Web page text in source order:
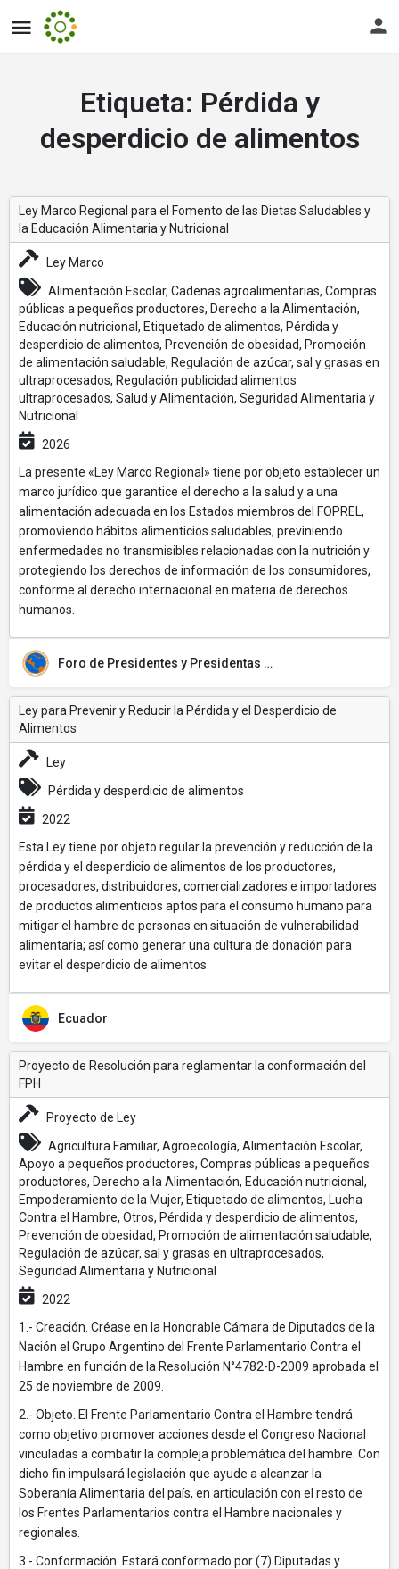
Etiqueta: Pérdida y
desperdicio de alimentos
Ley Marco Regional para el Fomento de las Dietas Saludables y
la Educación Alimentaria y Nutricional
Ley Marco
Alimentación Escolar, Cadenas agroalimentarias, Compras
públicas a pequeños productores, Derecho a la Alimentación,
Educación nutricional, Etiquetado de alimentos, Pérdida y
desperdicio de alimentos, Prevención de obesidad, Promoción
de alimentación saludable, Regulación de azúcar, sal y grasas en
ultraprocesados, Regulación publicidad alimentos
ultraprocesados, Salud y Alimentación, Seguridad Alimentaria y
Nutricional
2026
La presente «Ley Marco Regional» tiene por objeto establecer un
marco jurídico que garantice el derecho a la salud y a una
alimentación adecuada en los Estados miembros del FOPREL,
promoviendo hábitos alimenticios saludables, previniendo
enfermedades no transmisibles relacionadas con la nutrición y
protegiendo los derechos de información de los consumidores,
conforme al derecho internacional en materia de derechos
humanos.
Foro de Presidentes y Presidentas de Poderes Legislativos de Centroamérica y la Cuenca del Caribe (FOPREL)
Ley para Prevenir y Reducir la Pérdida y el Desperdicio de
Alimentos
Ley
Pérdida y desperdicio de alimentos
2022
Esta Ley tiene por objeto regular la prevención y reducción de la
pérdida y el desperdicio de alimentos de los productores,
procesadores, distribuidores, comercializadores e importadores
de productos alimenticios aptos para el consumo humano para
mitigar el hambre de personas en situación de vulnerabilidad
alimentaria; así como generar una cultura de donación para
evitar el desperdicio de alimentos.
Ecuador
Proyecto de Resolución para reglamentar la conformación del
FPH
Proyecto de Ley
Agricultura Familiar, Agroecología, Alimentación Escolar,
Apoyo a pequeños productores, Compras públicas a pequeños
productores, Derecho a la Alimentación, Educación nutricional,
Empoderamiento de la Mujer, Etiquetado de alimentos, Lucha
Contra el Hambre, Otros, Pérdida y desperdicio de alimentos,
Prevención de obesidad, Promoción de alimentación saludable,
Regulación de azúcar, sal y grasas en ultraprocesados,
Seguridad Alimentaria y Nutricional
2022
1.- Creación. Créase en la Honorable Cámara de Diputados de la
Nación el Grupo Argentino del Frente Parlamentario Contra el
Hambre en función de la Resolución N°4782-D-2009 aprobada el
25 de noviembre de 2009.
2.- Objeto. El Frente Parlamentario Contra el Hambre tendrá
como objetivo promover acciones desde el Congreso Nacional
vinculadas a combatir la compleja problemática del hambre. Con
dicho fin impulsará legislación que ayude a alcanzar la
Soberanía Alimentaria del país, en articulación con el resto de
los Frentes Parlamentarios contra el Hambre nacionales y
regionales.
3.- Conformación. Estará conformado por (7) Diputadas y